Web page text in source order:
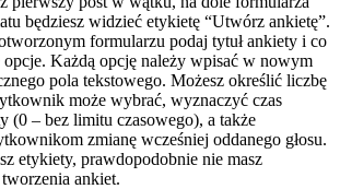
będziesz widzieć etykietę “Utwórz ankietę”.
formularzu podaj tytuł ankiety i co
Każdą opcję należy wpisać w nowym
pola tekstowego. Możesz określić liczbę
może wybrać, wyznaczyć czas
(0 – bez limitu czasowego), a także
zmianę wcześniej oddanego głosu.
etykiety, prawdopodobnie nie masz
ankiet.